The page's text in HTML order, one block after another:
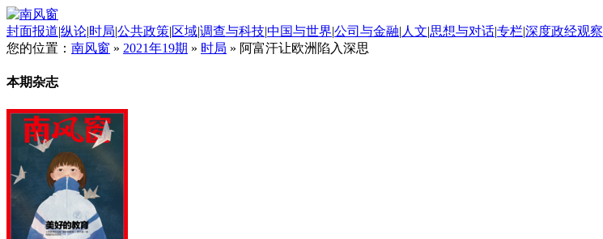
封面报道|纵论|时局|公共政策|区域|调查与科技|中国与世界|公司与金融| 人文|思想与对话|专栏|深度政经观察
您的位置： 南风窗 » 2021年19期 » 时局 » 阿富汗让欧洲陷入深思
本期杂志